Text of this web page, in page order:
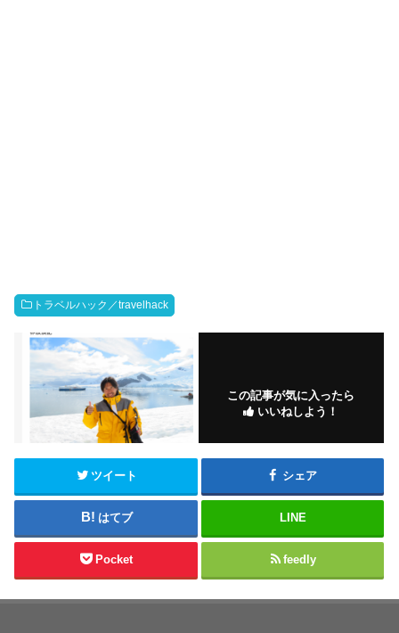
トラベルハック／travelhack
この記事が気に入ったら
いいねしよう！
ツイート シェア
はてブ LINE
Pocket feedly